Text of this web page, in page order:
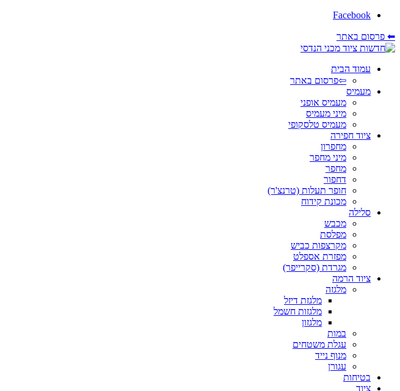
Facebook
⬅ פרסום באתר
עמוד הבית
⇦פרסום באתר
מעמיס
מעמיס אופני
מיני מעמיס
מעמיס טלסקופי
ציוד חפירה
מחפרון
מיני מחפר
מחפר
דחפור
חופר תעלות (טרנצ'ר)
מכונת קידוח
סלילה
מכבש
מפלסת
מקרצפות כביש
מפזרת אספלט
מגרדת (סקרייפר)
ציוד הרמה
מלגזה
מלגזת דיזל
מלגזות חשמל
מלגזון
במות
עגלת משטחים
מנוף נייד
עגורן
בטיחות
ציוד